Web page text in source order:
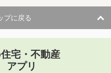
プに戻る
宅・不動産
アプリ